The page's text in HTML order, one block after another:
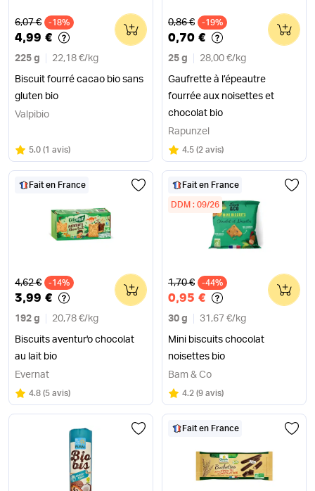
Ancien prix
6,07 € -18%
4,99 €
225 g 22,18 €/ kg
Biscuit fourré cacao bio sans
gluten bio
0
Valpibio
Note
5.0 sur 5
(1 avis)
Ancien prix
0,86 € -19%
0,70 €
25 g 28,00 €/ kg
Gaufrette à l’épeautre
fourrée aux noisettes et
chocolat bio
0
Rapunzel
Note
4.5 sur 5
(2 avis)
Fait en France
Ancien prix
4,62 € -14%
3,99 €
192 g 20,78 €/ kg
Biscuits aventur'o chocolat
au lait bio
0
Evernat
Note
4.8 sur 5
(5 avis)
Fait en France
DDM : 09/26
Ancien prix
1,70 € -44%
0,95 €
30 g 31,67 €/ kg
Mini biscuits chocolat
noisettes bio
0
Bam & Co
Note
4.2 sur 5
(9 avis)
Fait en France